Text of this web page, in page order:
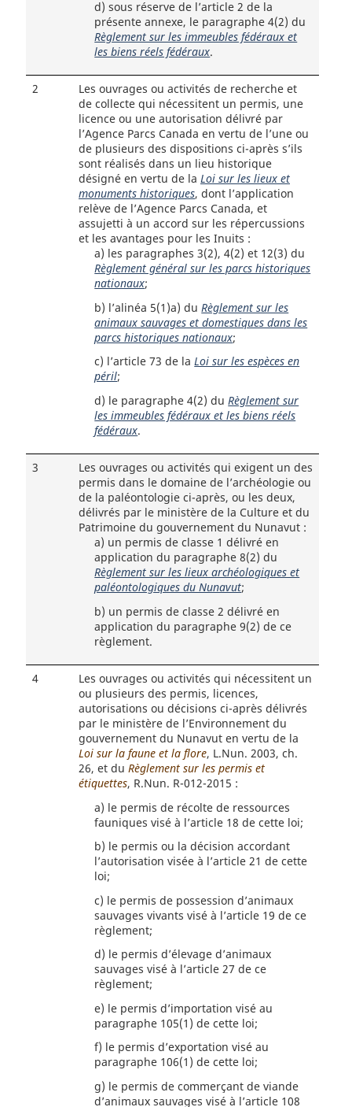
d) sous réserve de l’article 2 de la
présente annexe, le paragraphe 4(2) du
Règlement sur les immeubles fédéraux et
les biens réels fédéraux.
2
Les ouvrages ou activités de recherche et
de collecte qui nécessitent un permis, une
licence ou une autorisation délivré par
l’Agence Parcs Canada en vertu de l’une ou
de plusieurs des dispositions ci-après s’ils
sont réalisés dans un lieu historique
désigné en vertu de la Loi sur les lieux et
monuments historiques, dont l’application
relève de l’Agence Parcs Canada, et
assujetti à un accord sur les répercussions
et les avantages pour les Inuits :
a) les paragraphes 3(2), 4(2) et 12(3) du
Règlement général sur les parcs historiques
nationaux;
b) l’alinéa 5(1)a) duRèglement sur les
animaux sauvages et domestiques dans les
parcs historiques nationaux;
c) l’article 73 de laLoi sur les espèces en
péril;
d) le paragraphe 4(2) duRèglement sur
les immeubles fédéraux et les biens réels
fédéraux.
3
Les ouvrages ou activités qui exigent un des
permis dans le domaine de l’archéologie ou
de la paléontologie ci-après, ou les deux,
délivrés par le ministère de la Culture et du
Patrimoine du gouvernement du Nunavut :
a) un permis de classe 1 délivré en
application du paragraphe 8(2) du
Règlement sur les lieux archéologiques et
paléontologiques du Nunavut;
b) un permis de classe 2 délivré en
application du paragraphe 9(2) de ce
règlement.
4
Les ouvrages ou activités qui nécessitent un
ou plusieurs des permis, licences,
autorisations ou décisions ci-après délivrés
par le ministère de l’Environnement du
gouvernement du Nunavut en vertu de la
Loi sur la faune et la flore, L.Nun. 2003, ch.
26, et du Règlement sur les permis et
étiquettes, R.Nun. R-012-2015 :
a) le permis de récolte de ressources
fauniques visé à l’article 18 de cette loi;
b) le permis ou la décision accordant
l’autorisation visée à l’article 21 de cette
loi;
c) le permis de possession d’animaux
sauvages vivants visé à l’article 19 de ce
règlement;
d) le permis d’élevage d’animaux
sauvages visé à l’article 27 de ce
règlement;
e) le permis d’importation visé au
paragraphe 105(1) de cette loi;
f) le permis d’exportation visé au
paragraphe 106(1) de cette loi;
g) le permis de commerçant de viande
d’animaux sauvages visé à l’article 108